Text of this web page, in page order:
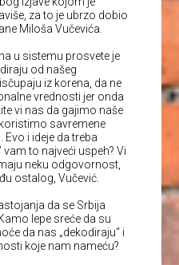
za to je ubrzo dobio
Miloša Vučevića.
u sistemu prosvete je
od našeg
iz korena, da ne
vrednosti jer onda
vi nas da gajimo naše
savremene
i ideje da treba
vam to najveći uspeh? Vi
neku odgovornost,
ostalog, Vučević.
da se Srbija
lepe sreće da su
da nas „dekodiraju“ i
koje nam nameću?